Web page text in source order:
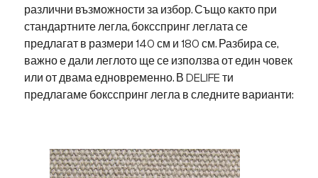
различни възможности за избор. Също както при
стандартните легла, боксспринг леглата се
предлагат в размери 140 см и 180 см. Разбира се,
важно е дали леглото ще се използва от един човек
или от двама едновременно. В DELIFE ти
предлагаме боксспринг легла в следните варианти: